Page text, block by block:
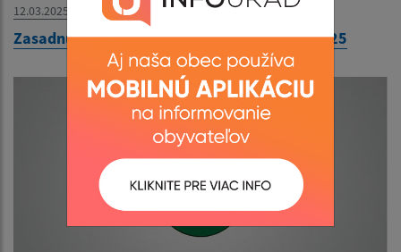
12.03.2025
Zasadnutie Obecného zastupiteľstva 18.3.2025